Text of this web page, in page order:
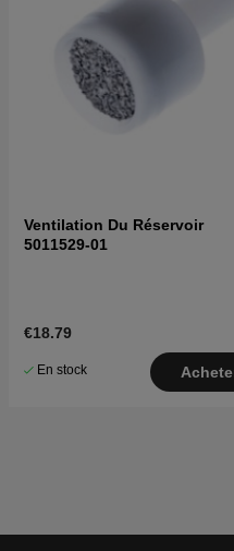
Ventilation Du Réservoir
5011529-01
€18.79
En stock